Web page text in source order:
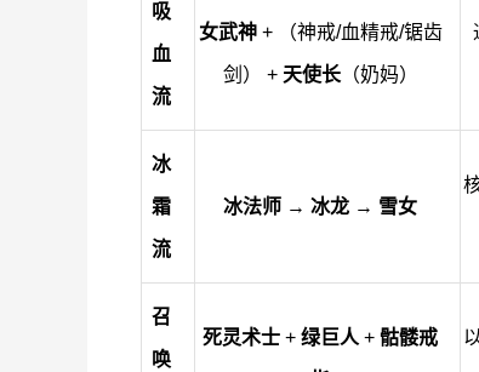
吸
血
流
女武神+ （神戒/血精戒/锯齿
剑） + 天使长（奶妈）
冰
霜
流
冰法师 → 冰龙 → 雪女
召
唤
死灵术士 + 绿巨人 + 骷髅戒